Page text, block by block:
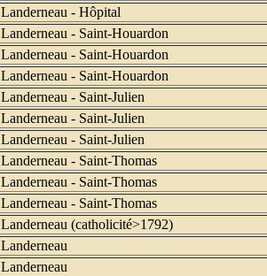
Landerneau - Hôpital
Landerneau - Saint-Houardon
Landerneau - Saint-Houardon
Landerneau - Saint-Houardon
Landerneau - Saint-Julien
Landerneau - Saint-Julien
Landerneau - Saint-Julien
Landerneau - Saint-Thomas
Landerneau - Saint-Thomas
Landerneau - Saint-Thomas
Landerneau (catholicité>1792)
Landerneau
Landerneau